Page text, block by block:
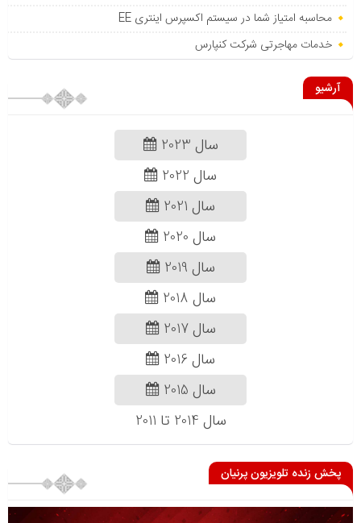
محاسبه امتیاز شما در سیستم اکسپرس اینتری EE
خدمات مهاجرتی شرکت کنپارس
آرشیو
سال 2023
سال 2022
سال 2021
سال 2020
سال 2019
سال 2018
سال 2017
سال 2016
سال 2015
سال 2014 تا 2011
پخش زنده تلویزیون پرنیان